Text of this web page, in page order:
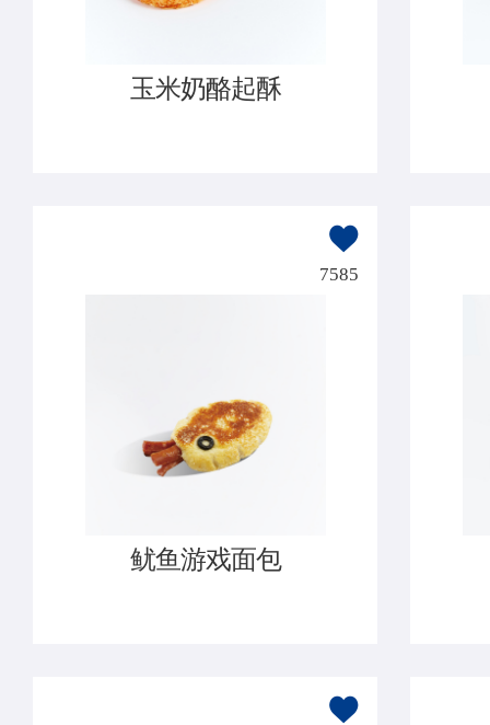
玉米奶酪起酥
7585
鱿鱼游戏面包